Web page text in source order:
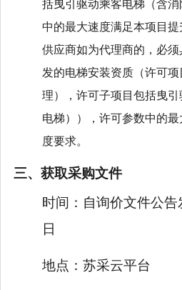
括曳引驱动乘客电梯（含
中的最大速度满足本项目
供应商如为代理商的，必
发的电梯安装资质（许可
理），许可子项目包括曳
电梯）），许可参数中的
度要求。
三、获取采购文件
时间： 自询价文件公
日
地点： 苏采云平台